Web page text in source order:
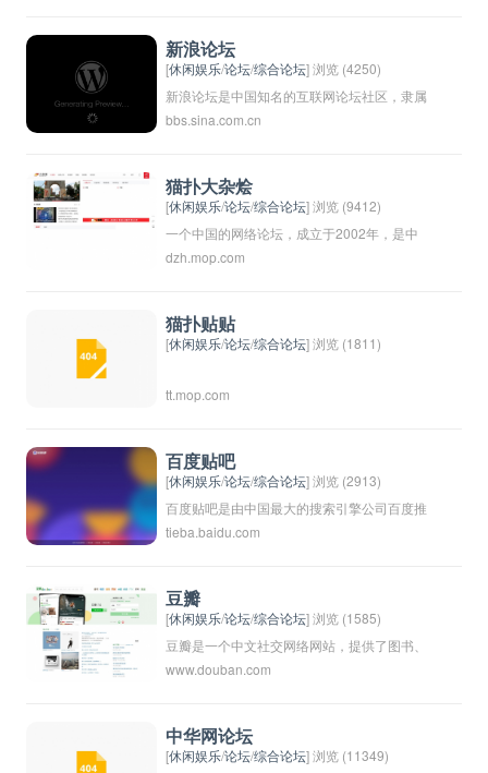
题，吸引了大量的用户参与和交流。热门贴吧
的内容和活跃度往往反映了当前社会热点和用
户的兴趣爱好。对于网友来说，关注热门贴吧
可以及时了解到各种新鲜事物和信息，以及和
新浪论坛
[休闲娱乐/论坛/综合论坛] 浏览 (4250)
新浪论坛是中国知名的互联网论坛社区，隶属
于新浪网。用户可以在新浪论坛上进行各种话
各种领域的讨论板块，如时事政治、娱乐八
卦、科技资讯等，吸引了大量的网民和讨论者
参与互动。新浪论坛也是国内较大的在线社区
之一，为用户提供了一个广泛交流和分享的平
bbs.sina.com.cn
猫扑大杂烩
[休闲娱乐/论坛/综合论坛] 浏览 (9412)
一个中国的网络论坛，成立于2002年，是中
国最早的一批论坛之一，主要以新闻资讯、娱
联网上非常流行，但随着社交媒体的兴起和其
他论坛的崛起，猫扑逐渐式微，现在已经不再
dzh.mop.com
猫扑贴贴
[休闲娱乐/论坛/综合论坛] 浏览 (1811)
tt.mop.com
百度贴吧
[休闲娱乐/论坛/综合论坛] 浏览 (2913)
百度贴吧是由中国最大的搜索引擎公司百度推
出的一个互动式社区平台，用户可以在各种各
论以及进行交流。百度贴吧涵盖了各种各样的
主题，包括影视、游戏、音乐、体育、动漫等
等，吸引了大量的用户参与讨论和交流。通过
百度贴吧，用户可以找到有相同兴趣爱好的
tieba.baidu.com
豆瓣
[休闲娱乐/论坛/综合论坛] 浏览 (1585)
豆瓣是一个中文社交网络网站，提供了图书、
电影、音乐、活动等内容的评价和推荐服务。
注其他用户的评价，建立自己的个人兴趣圈
子。豆瓣还提供了豆瓣读书、豆瓣电影等独立
www.douban.com
中华网论坛
[休闲娱乐/论坛/综合论坛] 浏览 (11349)